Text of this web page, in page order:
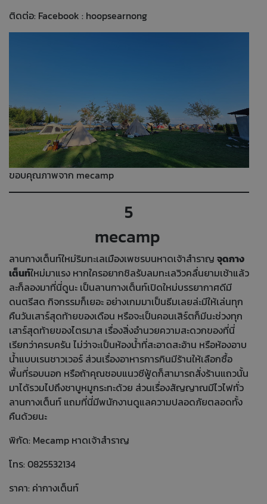
ติดต่อ: Facebook : hoopsearnong
ขอบคุณภาพจาก mecamp
5
mecamp
ลานกางเต็นท์ใหม่ริมทะเลเมืองเพชรบนหาดเจ้าสำราญ จุดกาง
เต็นท์ใหม่มาแรง หากใครอยากชิลรับลมทะเลวิวคลื่นยามเช้าแล้ว
ละก็ลองมาที่นี่ดูนะ เป็นลานกางเต็นท์เปิดใหม่บรรยากาศดีมี
ดนตรีสด กิจกรรมก็เยอะ อย่างเกมมาเป็นธีมเลยล่ะมีให้เล่นทุก
คืนวันเสาร์สุดท้ายของเดือน หรือจะเป็นคอนเสิร์ตก็มีนะช่วงทุก
เสาร์สุดท้ายของไตรมาส เรื่องสิ่งอำนวยความสะดวกของที่นี่
เรียกว่าครบครัน ไม่ว่าจะเป็นห้องน้ำที่สะอาดสะอ้าน หรือห้องอาบ
น้ำแบบเรนชาวเวอร์ ส่วนเรื่องอาหารการกินมีร้านให้เลือกซื้อ
พื้นที่รอบนอก หรือถ้าคุณชอบแนวซีฟู้ดก็สามารถสั่งร้านแถวนั้น
มาได้รวมไปถึงชาบูหมูกระทะด้วย ส่วนเรื่องสัญญาณมีไวไฟทั่ว
ลานกางเต็นท์ แถมที่นี่มีพนักงานดูแลความปลอดภัยตลอดทั้ง
คืนด้วยนะ
พิกัด: Mecamp หาดเจ้าสำราญ
โทร: 0825532134
ราคา: ค่ากางเต็นท์